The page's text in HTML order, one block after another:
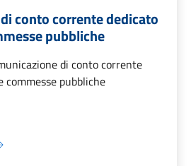
conto corrente dedicato
pubbliche
di conto corrente
commesse pubbliche